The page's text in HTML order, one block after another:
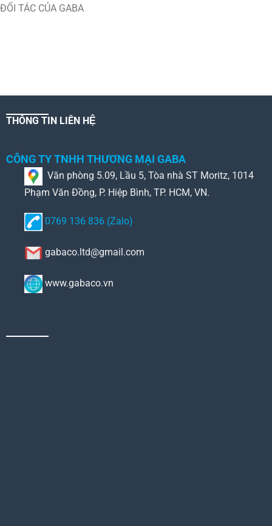
ĐỐI TÁC CỦA GABA
THÔNG TIN LIÊN HỆ
CÔNG TY TNHH THƯƠNG MẠI GABA
Văn phòng 5.09, Lầu 5, Tòa nhà ST Moritz, 1014
Phạm Văn Đồng, P. Hiệp Bình, TP. HCM, VN.
0769 136 836 (Zalo)
gabaco.ltd@gmail.com
www.gabaco.vn